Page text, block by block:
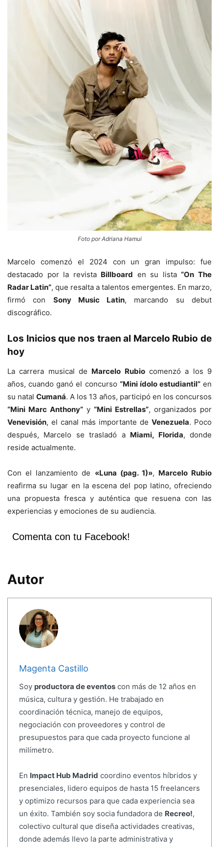
Foto por Adriana Hamui
Marcelo comenzó el 2024 con un gran impulso: fue
destacado por la revista Billboard en su lista“On The
Radar Latin”, que resalta a talentos emergentes. En marzo,
firmó con Sony Music Latin, marcando su debut
discográfico.
Los Inicios que nos traen al Marcelo Rubio de
hoy
La carrera musical de Marcelo Rubiocomenzó a los 9
años, cuando ganó el concurso “Mini ídolo estudiantil”en
su natal Cumaná. A los 13 años, participó en los concursos
“Mini Marc Anthony” y “Mini Estrellas”, organizados por
Venevisión, el canal más importante de Venezuela. Poco
después, Marcelo se trasladó a Miami, Florida, donde
reside actualmente.
Con el lanzamiento de «Luna (pag. 1)», Marcelo Rubio
reafirma su lugar en la escena del pop latino, ofreciendo
una propuesta fresca y auténtica que resuena con las
experiencias y emociones de su audiencia.
Comenta con tu Facebook!
Autor
Magenta Castillo
Soy productora de eventoscon más de 12 años en
música, cultura y gestión. He trabajado en
coordinación técnica, manejo de equipos,
negociación con proveedores y control de
presupuestos para que cada proyecto funcione al
milímetro.
En Impact Hub Madrid coordino eventos híbridos y
presenciales, lidero equipos de hasta 15 freelancers
y optimizo recursos para que cada experiencia sea
un éxito. También soy socia fundadora de Recreo!,
colectivo cultural que diseña actividades creativas,
donde además llevo la parte administrativa y